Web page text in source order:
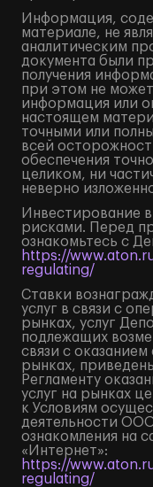
Информация,
материале, не
аналитическим
документа были
получения
при этом не
информация или
настоящем
точными или
всей
обеспечения
целиком, ни
неверно
Инвестирование
рисками. Перед
ознакомьтесь с
https://
regulating/
Ставки
услуг в связи с
рынках, услуг
подлежащих
связи с
рынках,
Регламенту
услуг на рынках
к Условиям
деятельности
ознакомления на
«Интернет»:
https://
regulating/